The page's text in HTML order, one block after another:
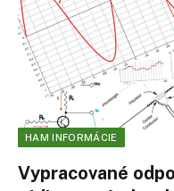
HAM INFORMÁCIE
Vypracované